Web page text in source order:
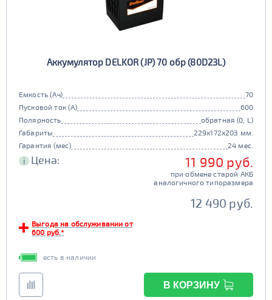
Аккумулятор DELKOR (JP) 70 обр (80D23L)
Емкость (Ач)
70
Пусковой ток (А)
600
Полярность
обратная (0, L)
Габариты
229x172x203 мм.
Гарантия (мес)
24 мес.
i Цена: 11 990 руб.
при обмене старой АКБ
аналогичного типоразмера
12 490 руб.
Выгода на обслуживании от
600 руб.*
есть в наличии
В КОРЗИНУ